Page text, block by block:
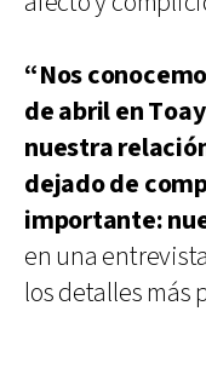
“Nos
de abril en
nuestra
dejado de
importante:
en una
los detalles más